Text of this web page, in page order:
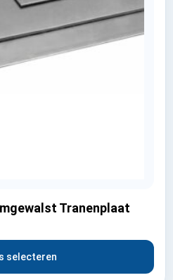
Tranenplaat
selecteren